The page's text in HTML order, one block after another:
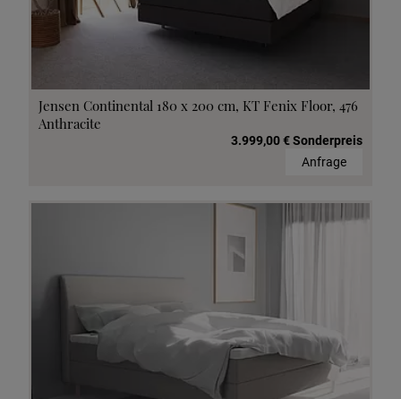
Jensen Continental 180 x 200 cm, KT Fenix Floor, 476
Anthracite
3.999,00 € Sonderpreis
Anfrage